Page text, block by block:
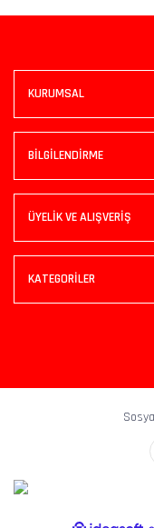
KURUMSAL
BİLGİLENDİRME
ÜYELİK VE ALIŞVERİŞ
KATEGORİLER